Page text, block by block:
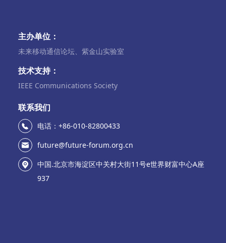
主办单位：
未来移动通信论坛、紫金山实验室
技术支持：
IEEE Communications Society
联系我们
电话：+86-010-82800433
future@future-forum.org.cn
中国.北京市海淀区中关村大街11号e世界财富中心A座
937